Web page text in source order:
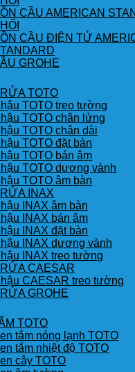
CẦU AMERICAN
CẦU ĐIỆN TỬ
GROHE
TOTO
TOTO treo tường
TOTO chân lửng
TOTO chân dài
TOTO đặt bàn
TOTO bán âm
TOTO dương vành
TOTO âm bàn
INAX
INAX âm bàn
INAX bán âm
INAX đặt bàn
INAX dương vành
INAX treo tường
CAESAR
CAESAR treo tường
GROHE
TOTO
tắm nóng lạnh TOTO
tắm nhiệt độ TOTO
cây TOTO